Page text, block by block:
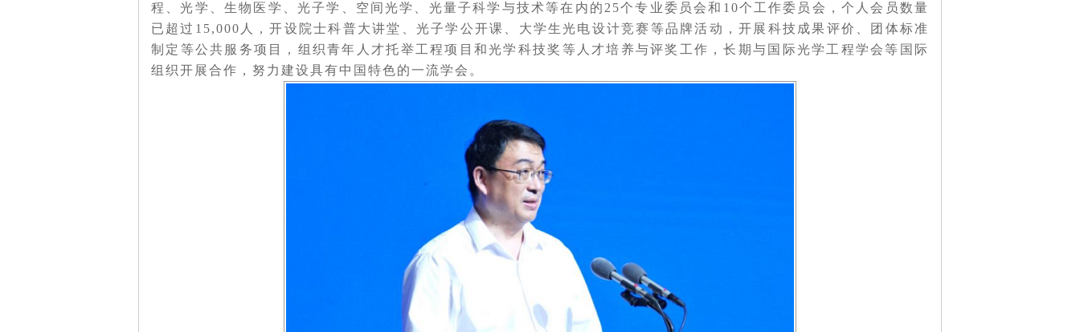
程、光学、生物医学、光子学、空间光学、光量子科学与技术等在内的25个专业委员会和10个工作委员会，个人会员数量
已超过15,000人，开设院士科普大讲堂、光子学公开课、大学生光电设计竞赛等品牌活动，开展科技成果评价、团体标准
制定等公共服务项目，组织青年人才托举工程项目和光学科技奖等人才培养与评奖工作，长期与国际光学工程学会等国际
组织开展合作，努力建设具有中国特色的一流学会。